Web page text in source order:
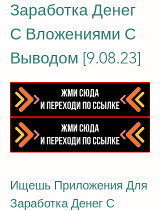
Заработка Денег
С Вложениями С
Выводом [9.08.23]
Ищешь Приложения Для
Заработка Денег С